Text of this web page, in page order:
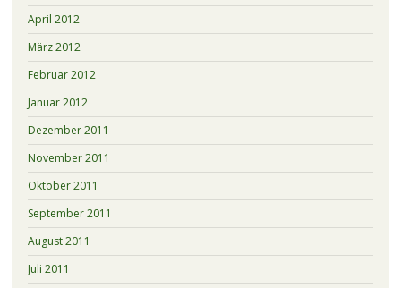
April 2012
März 2012
Februar 2012
Januar 2012
Dezember 2011
November 2011
Oktober 2011
September 2011
August 2011
Juli 2011